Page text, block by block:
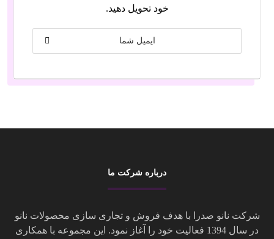
خود تحویل دهید.
درباره شرکت ما
شرکت نانو صدرا با هدف فروش و تجاری سازی محصولات نانو
در سال 1394 فعالیت خود را آغاز نمود. این مجموعه با همکاری